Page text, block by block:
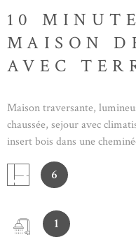
10
MAISON
AVEC
Maison traversante,
chaussée, sejour avec
insert bois dans une
d'environ 25m², buanderie
chambres dont une avec
marbres, plus salle d'eau
partie amenagéable.
temps, avec les
6
1